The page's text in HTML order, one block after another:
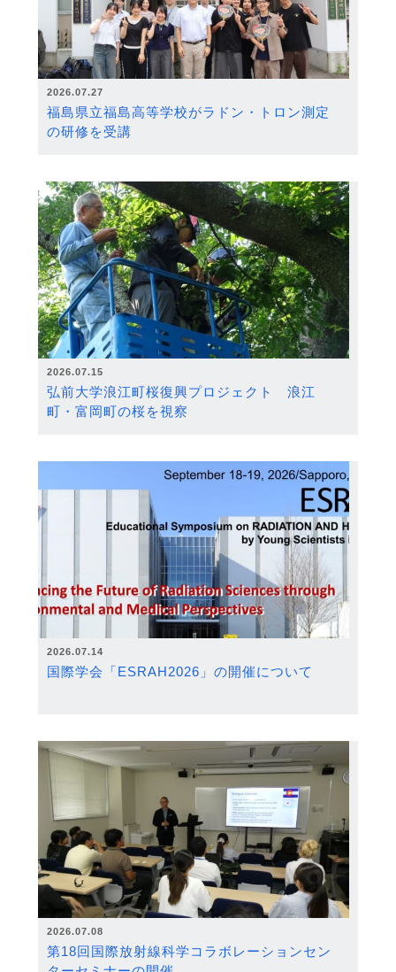
2026.07.27
福島県立福島高等学校がラドン・トロン測定
の研修を受講
2026.07.15
弘前大学浪江町桜復興プロジェクト 浪江
町・富岡町の桜を視察
2026.07.14
国際学会「ESRAH2026」の開催について
2026.07.08
第18回国際放射線科学コラボレーションセン